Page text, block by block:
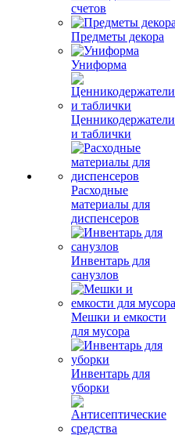
счетов
Предметы декора
Униформа
Ценникодержатели
и таблички
Расходные
материалы для
диспенсеров
Инвентарь для
санузлов
Мешки и емкости
для мусора
Инвентарь для
уборки